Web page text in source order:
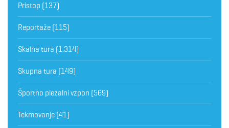
Pristop (137)
Reportaže (115)
Skalna tura (1.314)
Skupna tura (149)
Športno plezalni vzpon (569)
Tekmovanje (41)